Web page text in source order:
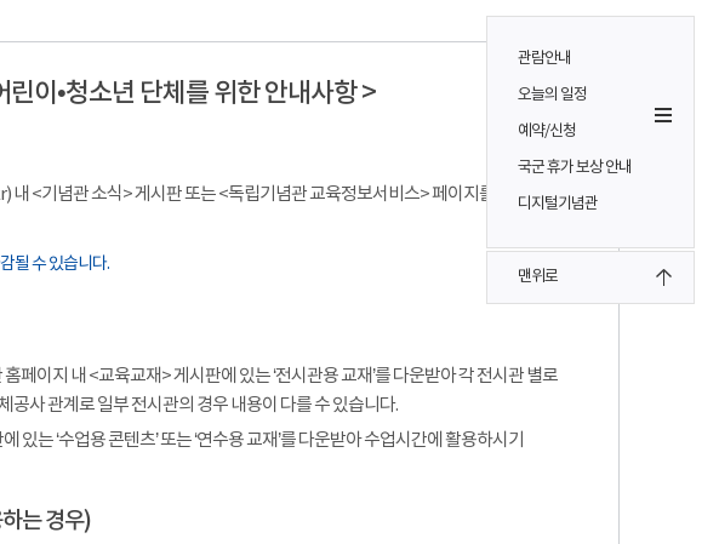
관람안내
오늘의 일정
예약/신청
국군 휴가 보상 안내
디지털기념관
맨위로
이•청소년 단체를 위한 안내사항 >
<기념관 소식> 게시판 또는 <독립기념관 교육정보서비스> 페이지를 참고하시기
될 수 있습니다.
페이지 내 <교육교재> 게시판에 있는 ‘전시관용 교재’를 다운받아 각 전시관 별로
사 관계로 일부 전시관의 경우 내용이 다를 수 있습니다.
는 ‘수업용 콘텐츠’ 또는 ‘연수용 교재’를 다운받아 수업시간에 활용하시기
는 경우)